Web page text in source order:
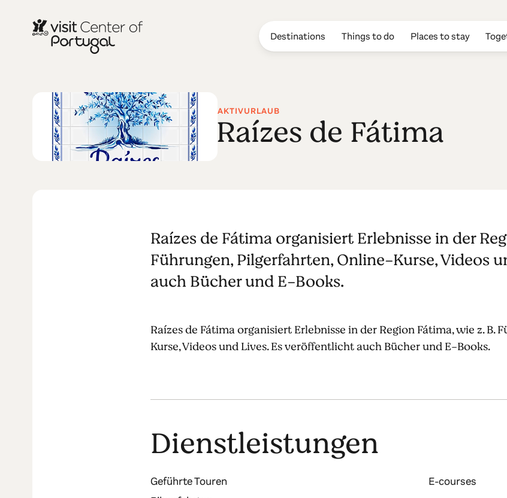
Destinations Things to do Places to stay
AKTIVURLAUB
Raízes de Fátima
Raízes de Fátima organisiert Erlebnisse in der
Führungen, Pilgerfahrten, Online-Kurse, Videos
auch Bücher und E-Books.
Raízes de Fátima organisiert Erlebnisse in der Region Fátima, wie z. B.
Kurse, Videos und Lives. Es veröffentlicht auch Bücher und E-Books.
Dienstleistungen
Geführte Touren
E-courses